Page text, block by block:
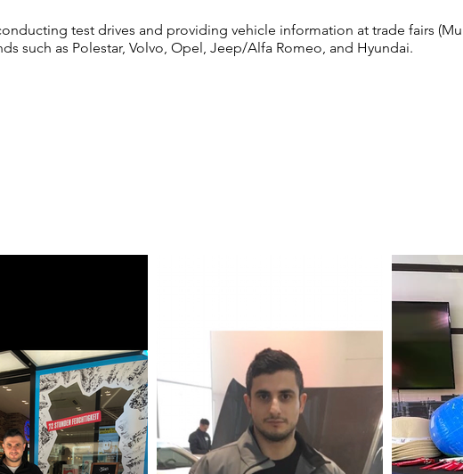
test drives and providing vehicle information at trade fairs
such as Polestar, Volvo, Opel, Jeep/Alfa Romeo, and Hyundai.